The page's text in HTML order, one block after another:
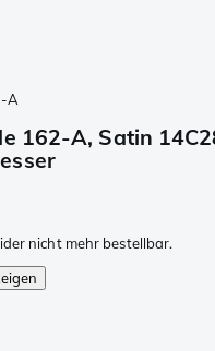
A
162-A, Satin
nicht mehr bestellbar.